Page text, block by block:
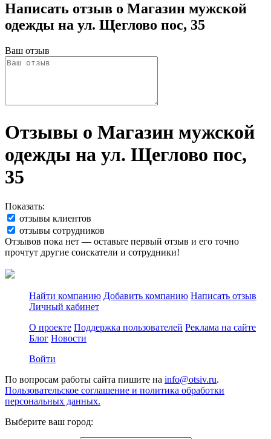
Написать отзыв о Магазин мужской
одежды на ул. Щеглово пос, 35
Ваш отзыв
Отзывы о Магазин мужской
одежды на ул. Щеглово пос,
35
Показать:
отзывы клиентов
отзывы сотрудников
Отзывов пока нет — оставьте первый отзыв и его точно
прочтут другие соискатели и сотрудники!
Найти компанию Добавить компанию Написать отзыв
Личный кабинет
О проекте Поддержка пользователей Реклама на сайте
Блог Новости
Войти
По вопросам работы сайта пишите на info@otsiv.ru.
Пользовательское соглашение и политика обработки
персональных данных.
Выберите ваш город: